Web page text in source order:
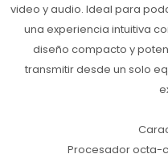
video y audio. Ideal para
una experiencia intuitiva
diseño compacto y
transmitir desde un solo
Procesador octa-